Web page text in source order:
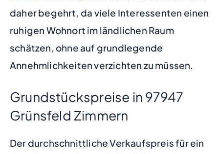
daher begehrt, da viele Interessenten einen
ruhigen Wohnort im ländlichen Raum
schätzen, ohne auf grundlegende
Annehmlichkeiten verzichten zu müssen.
Grundstückspreise in 97947
Grünsfeld Zimmern
Der durchschnittliche Verkaufspreis für ein